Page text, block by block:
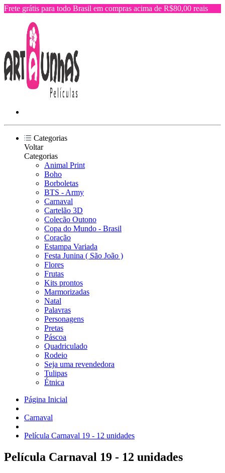
Frete grátis para todo Brasil em compras acima de R$80,00 reais
Categorias
Voltar
Categorias
Animal Print
Boho
Borboletas
BTS - Army
Carnaval
Cartelão 3D
Colecão Outono
Copa do Mundo - Brasil
Coração
Estampa Variada
Festa Junina ( São João )
Flores
Frutas
Kits prontos
Marmorizadas
Natal
Palavras
Personagens
Pretas
Páscoa
Quadriculado
Rodeio
Seja uma revendedora
Tulipas
Étnica
Página Inicial
Carnaval
Película Carnaval 19 - 12 unidades
Película Carnaval 19 - 12 unidades